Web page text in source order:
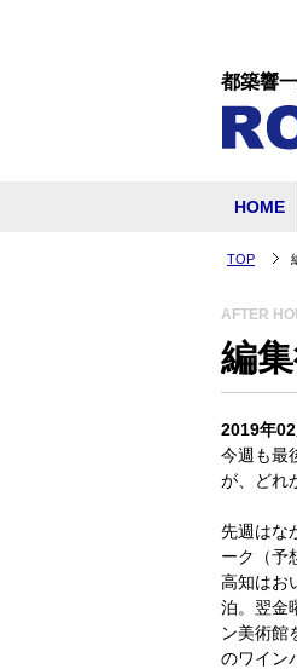
都築響
HOME
TOP
AFTER
編
2019年
今週も最
が、どれ
先週はな
ーク（予
高知はお
泊。翌金
ン美術館
のワイン